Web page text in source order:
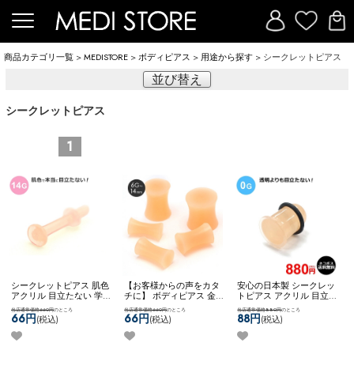
商品カテゴリ一覧 >MEDISTORE >ボディピアス > 用途から探す > シークレットピアス
並び替え
シークレットピアス
1
シークレットピアス 肌色
アクリル 目立たない 学校
用 就寝用 冠婚葬祭 隠す
ピアス ネコポスOK
ルセプタムキーパー (14G)
当店通常価格660円のところ
66円(税込)
【お客様からの声をカタ
チに】 ボディピアス 金属
アレルギー対応 6g 4g 2g
0g 00g 12ｍｍ 14ｍｍ シ
ークレット目立たない 学
校 職場 ホールキープ 冠
当店通常価格660円のところ
66円(税込)
安心の日本製 シークレッ
トピアス アクリル 目立た
ない 学校用 就寝用 冠婚
葬祭 隠すピアス ネコポス
OKアクリルセプタムキー
パー (0G)
当店通常価格880円のところ
88円(税込)